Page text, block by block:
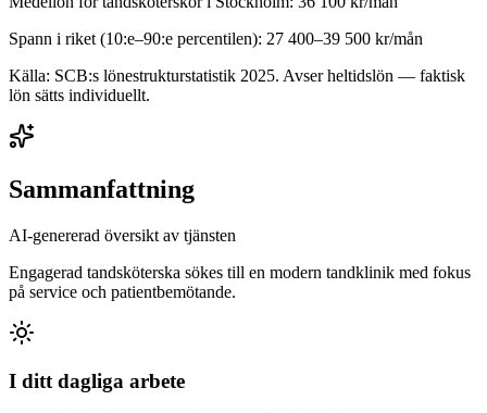
Spann i riket (10:e–90:e percentilen): 27 400–39 500 kr/mån
Källa: SCB:s lönestrukturstatistik 2025. Avser heltidslön — faktisk
lön sätts individuellt.
Sammanfattning
AI-genererad översikt av tjänsten
Engagerad tandsköterska sökes till en modern tandklinik med fokus
på service och patientbemötande.
I ditt dagliga arbete